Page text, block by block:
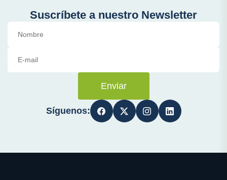
Suscríbete a nuestro Newsletter
Enviar
Síguenos: